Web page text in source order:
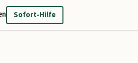
Sofort-Hilfe